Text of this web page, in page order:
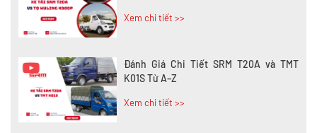
Xem chi tiết >>
Đánh Giá Chi Tiết SRM T20A và TMT
K01S Từ A–Z
Xem chi tiết >>